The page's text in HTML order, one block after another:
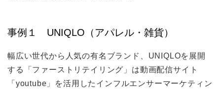
事例１ UNIQLO（アパレル・雑貨）
幅広い世代から人気の有名ブランド、UNIQLOを展開
する「ファーストリテイリング」は動画配信サイト
「youtube」を活用したインフルエンサーマーケティン